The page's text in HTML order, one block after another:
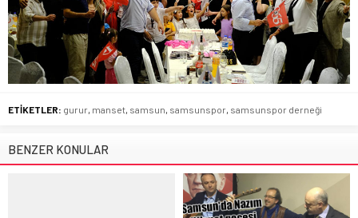
ETİKETLER: gurur manset samsun samsunspor samsunspor derneği
BENZER KONULAR